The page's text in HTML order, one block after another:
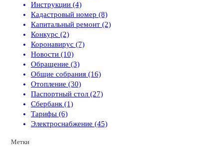
Инструкции (4)
Кадастровый номер (8)
Капитальный ремонт (2)
Конкурс (2)
Коронавирус (7)
Новости (10)
Обращение (3)
Общие собрания (16)
Отопление (30)
Паспортный стол (27)
Сбербанк (1)
Тарифы (6)
Электроснабжение (45)
Метки